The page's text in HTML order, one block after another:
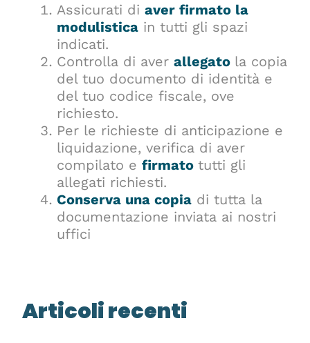
Assicurati diaver firmato la
modulistica in tutti gli spazi
indicati.
Controlla di averallegato la copia
del tuo documento di identità e
del tuo codice fiscale, ove
richiesto.
Per le richieste di anticipazione e
liquidazione, verifica di aver
compilato efirmatotutti gli
allegati richiesti.
Conserva una copia di tutta la
documentazione inviata ai nostri
uffici
Articoli recenti